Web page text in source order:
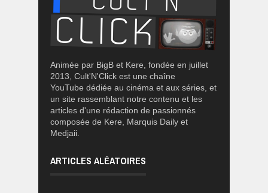
Animée par BigB et Kere, fondée en juillet
2013, Cult'N'Click est une chaîne
YouTube dédiée au cinéma et aux séries, et
un site rassemblant notre contenu et les
articles d'une rédaction de passionnés
composée de Kere, Marquis Daily et
Medjaii.
ARTICLES ALÉATOIRES